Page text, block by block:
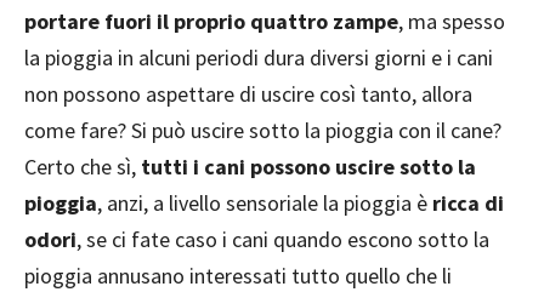
portare fuori il proprio quattro zampe, ma spesso
la pioggia in alcuni periodi dura diversi giorni e i cani
non possono aspettare di uscire così tanto, allora
come fare? Si può uscire sotto la pioggia con il cane?
Certo che sì, tutti i cani possono uscire sotto la
pioggia, anzi, a livello sensoriale la pioggia è ricca di
odori, se ci fate caso i cani quando escono sotto la
pioggia annusano interessati tutto quello che li